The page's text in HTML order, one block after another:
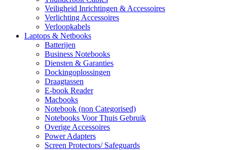
Veiligheid Inrichtingen & Accessoires
Verlichting Accessoires
Verloopkabels
Laptops & Netbooks
Batterijen
Business Notebooks
Diensten & Garanties
Dockingoplossingen
Draagtassen
E-book Reader
Macbooks
Notebook (non Categorised)
Notebooks Voor Thuis Gebruik
Overige Accessoires
Power Adapters
Screen Protectors/ Safeguards